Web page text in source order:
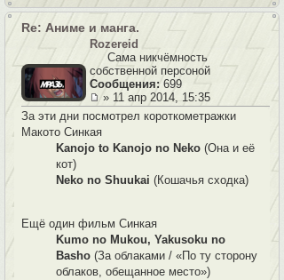
Re: Аниме и манга.
Rozereid
Сама никчёмность
собственной персоной
Сообщения:699
» 11 апр 2014, 15:35
За эти дни посмотрел короткометражки
Макото Синкая
Kanojo to Kanojo no Neko (Она и её
кот)
Neko no Shuukai (Кошачья сходка)
Ещё один фильм Синкая
Kumo no Mukou, Yakusoku no
Basho (За облаками / «По ту сторону
облаков, обещанное место»)